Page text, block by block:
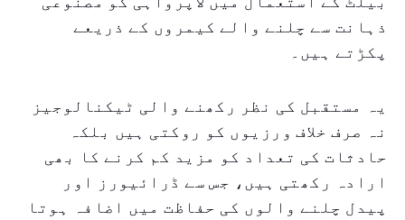
ذہانت سے چلنے والے کیمروں کے ذریعے
پکڑتے ہیں۔
یہ مستقبل کی نظر رکھنے والی ٹیکنالوجیز
نہ صرف خلاف ورزیوں کو روکتی ہیں بلکہ
حادثات کی تعداد کو مزید کم کرنے کا بھی
ارادہ رکھتی ہیں، جس سے ڈرائیورز اور
پیدل چلنے والوں کی حفاظت میں اضافہ ہوتا